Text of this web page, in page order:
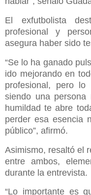
El exfutbolista
profesional y
asegura haber sido
“Se lo ha ganado
ido mejorando en
profesional, pero
siendo una
humildad te abre
perder esa esencia
público”, afirmó.
Asimismo, resaltó el
entre ambos,
durante la entrevista.
“Lo importante es